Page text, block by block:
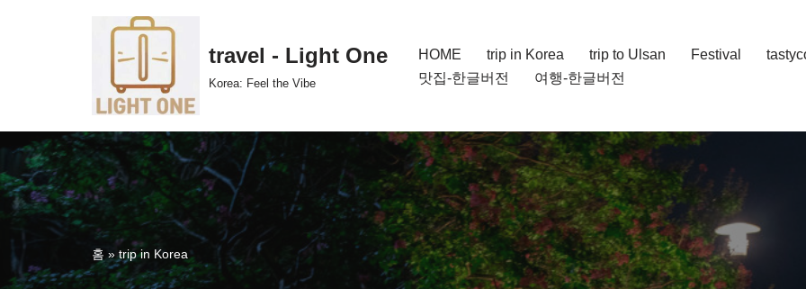
건
너
뛰
기
travel - Light One
Korea: Feel the Vibe
HOME trip in Korea trip to Ulsan Festival
맛집-한글버전
여행-한글버전
홈 »trip in Korea